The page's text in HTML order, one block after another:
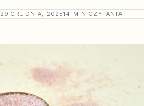
29 GRUDNIA, 202514 MIN CZYTANIA